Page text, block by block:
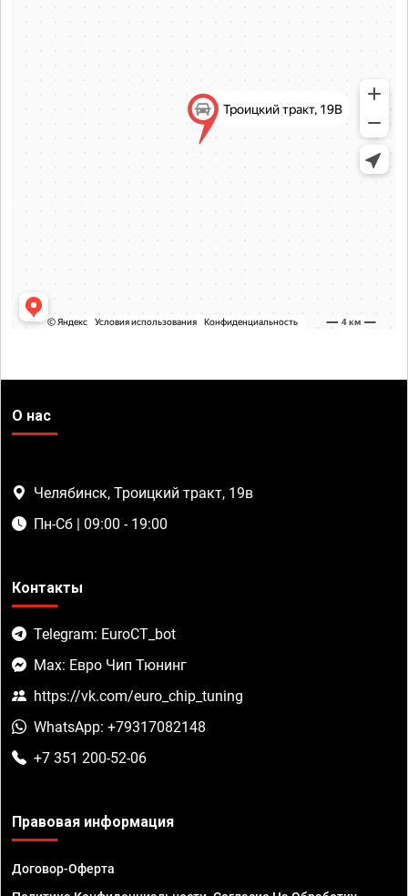
О нас
Челябинск, Троицкий тракт, 19в
Пн-Сб | 09:00 - 19:00
Контакты
Telegram: EuroCT_bot
Max: Евро Чип Тюнинг
https://vk.com/euro_chip_tuning
WhatsApp: +79317082148
+7 351 200-52-06
Правовая информация
Договор-Оферта